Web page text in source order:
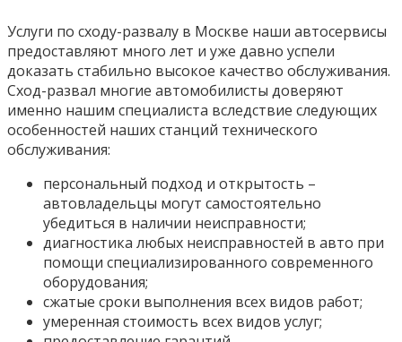
Услуги по сходу-развалу в Москве наши автосервисы
предоставляют много лет и уже давно успели
доказать стабильно высокое качество обслуживания.
Сход-развал многие автомобилисты доверяют
именно нашим специалиста вследствие следующих
особенностей наших станций технического
обслуживания:
персональный подход и открытость –
автовладельцы могут самостоятельно
убедиться в наличии неисправности;
диагностика любых неисправностей в авто при
помощи специализированного современного
оборудования;
сжатые сроки выполнения всех видов работ;
умеренная стоимость всех видов услуг;